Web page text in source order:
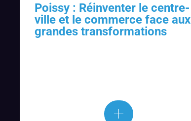
Poissy : Réinventer le centre-
ville et le commerce face aux
grandes transformations